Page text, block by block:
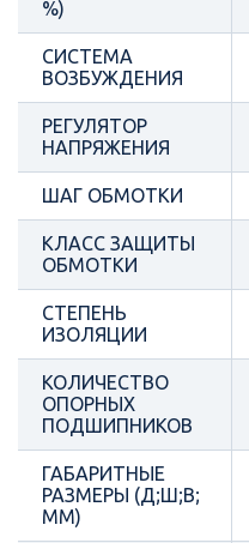
%)
СИСТЕМА
ВОЗБУЖДЕНИЯ
РЕГУЛЯТОР
НАПРЯЖЕНИЯ
ШАГ ОБМОТКИ
КЛАСС ЗАЩИТЫ
ОБМОТКИ
СТЕПЕНЬ
ИЗОЛЯЦИИ
КОЛИЧЕСТВО
ОПОРНЫХ
ПОДШИПНИКОВ
ГАБАРИТНЫЕ
РАЗМЕРЫ (Д;Ш;В;
ММ)